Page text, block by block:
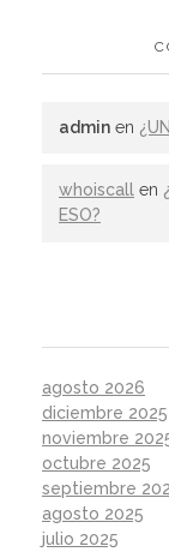
admin en
whoiscall en
ESO?
agosto 2026
diciembre 2025
noviembre
octubre 2025
septiembre
agosto 2025
julio 2025